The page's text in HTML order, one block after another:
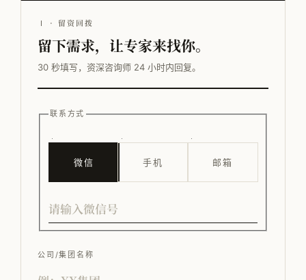
Ⅰ · 留资回拨
留下需求，让专家来找你。
30 秒填写，资深咨询师 24 小时内回复。
联系方式
微信 手机 邮箱
公司/集团名称